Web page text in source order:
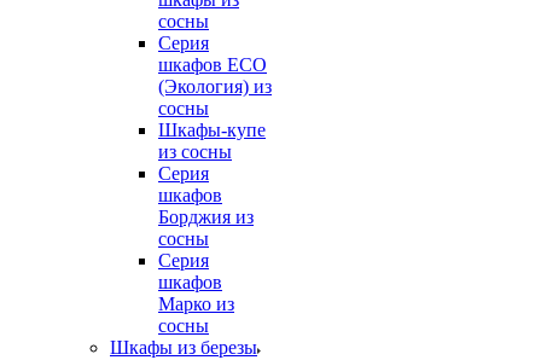
сосны
Серия
шкафов ECO
(Экология) из
сосны
Шкафы-купе
из сосны
Серия
шкафов
Борджия из
сосны
Серия
шкафов
Марко из
сосны
Шкафы из березы